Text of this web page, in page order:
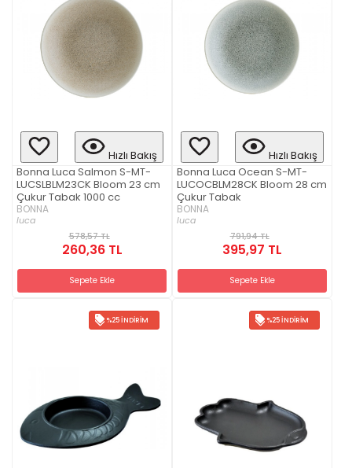
Hızlı Bakış
Bonna Luca Salmon S-MT-
LUCSLBLM23CK Bloom 23 cm
Çukur Tabak 1000 cc
BONNA
luca
578,57 TL
260,36 TL
Sepete Ekle
Hızlı Bakış
Bonna Luca Ocean S-MT-
LUCOCBLM28CK Bloom 28 cm
Çukur Tabak
BONNA
luca
791,94 TL
395,97 TL
Sepete Ekle
%25 İNDIRIM %25 İNDIRIM